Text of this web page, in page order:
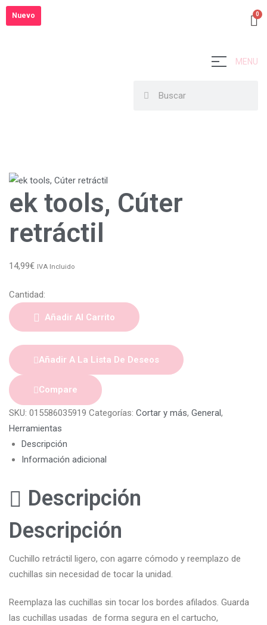
MENU
ek tools, Cúter
retráctil
14,99€ IVA Incluido
Cantidad:
Añadir Al Carrito
Añadir A La Lista De Deseos
Compare
SKU: 015586035919 Categorías: Cortar y más, General,
Herramientas
Descripción
Información adicional
Descripción
Descripción
Cuchillo retráctil ligero, con agarre cómodo y reemplazo de
cuchillas sin necesidad de tocar la unidad.
Reemplaza las cuchillas sin tocar los bordes afilados. Guarda
las cuchillas usadas de forma segura en el cartucho,
Nuevo